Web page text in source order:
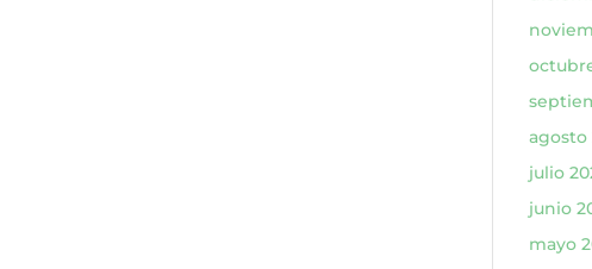
agosto
julio
junio
mayo